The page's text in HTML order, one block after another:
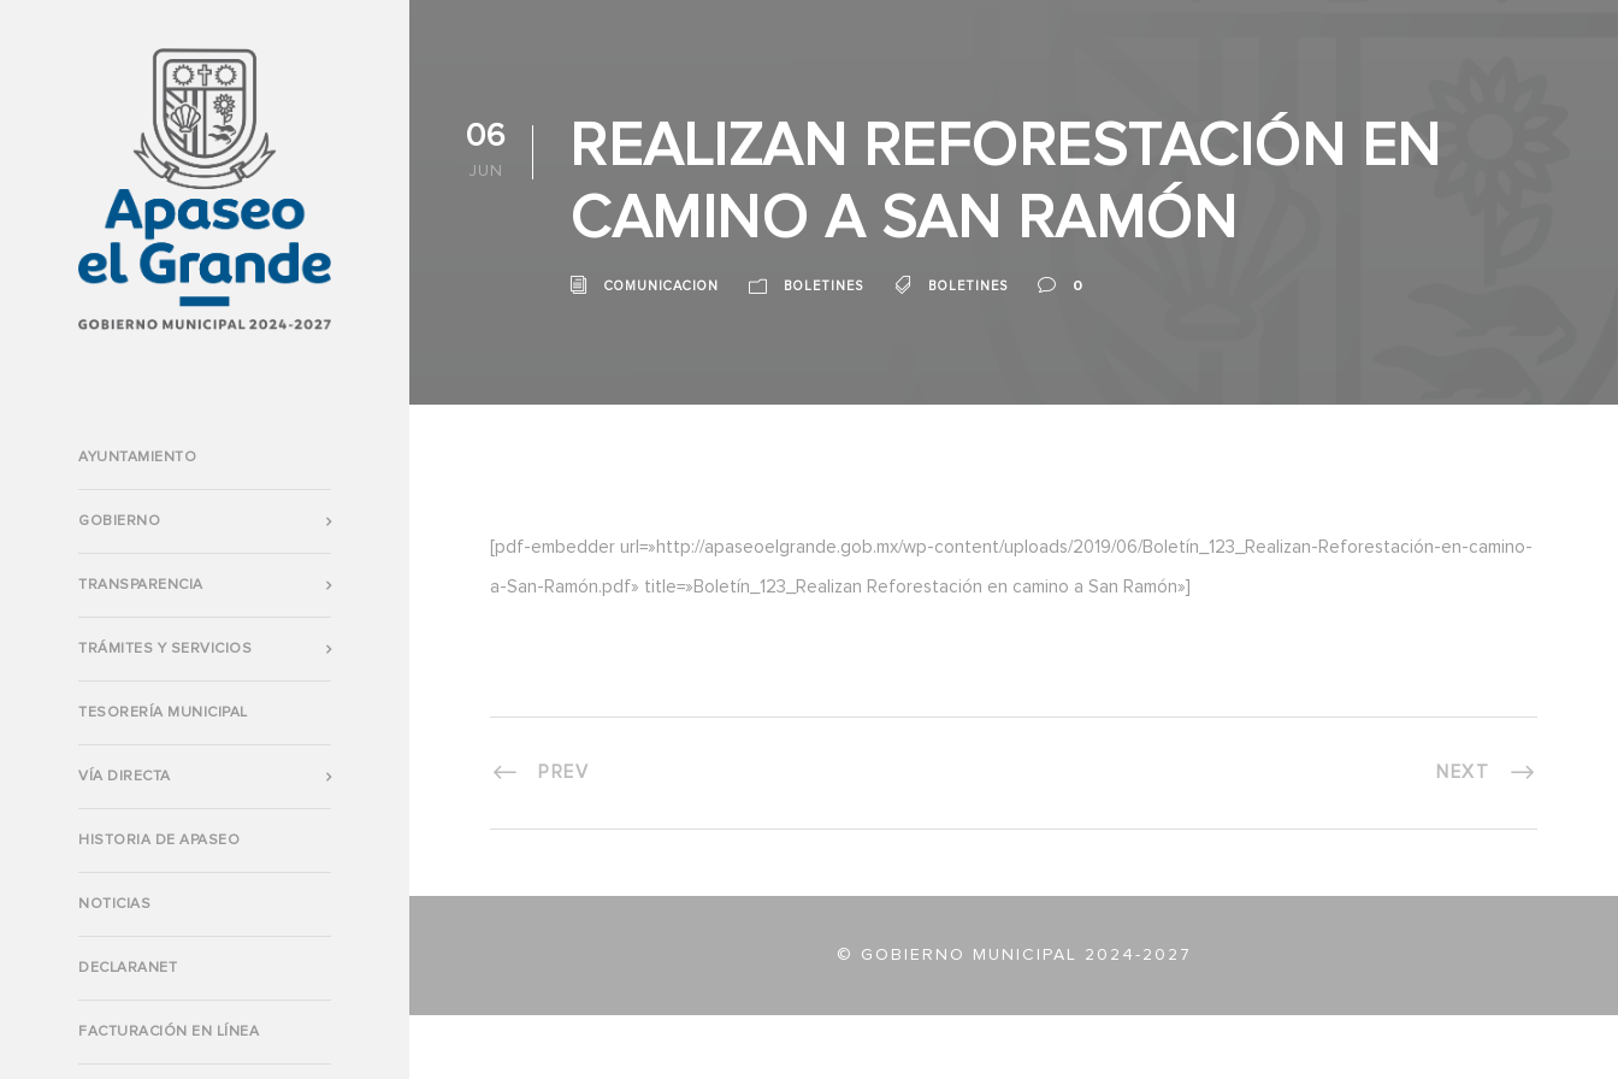
AYUNTAMIENTO
GOBIERNO
TRANSPARENCIA
TRÁMITES Y SERVICIOS
TESORERÍA MUNICIPAL
VÍA DIRECTA
HISTORIA DE APASEO
NOTICIAS
DECLARANET
FACTURACIÓN EN LÍNEA
06
JUN
REALIZAN REFORESTACIÓN EN
CAMINO A SAN RAMÓN
COMUNICACION BOLETINES BOLETINES 0
[pdf-embedder url=»http://apaseoelgrande.gob.mx/wp-content/uploads/2019/06/Boletín_123_Realizan-Reforestación-en-camino-
a-San-Ramón.pdf» title=»Boletín_123_Realizan Reforestación en camino a San Ramón»]
PREV NEXT
© GOBIERNO MUNICIPAL 2024-2027